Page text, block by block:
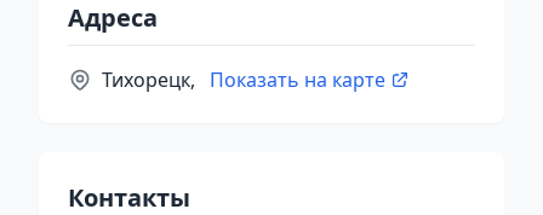
Адреса
Тихорецк, Показать на карте
Контакты